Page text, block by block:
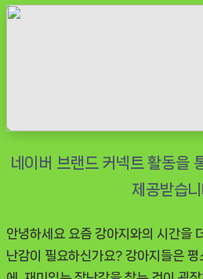
안녕하세요 요즘 강아지와의 시간을
난감이 필요하신가요? 강아지들은